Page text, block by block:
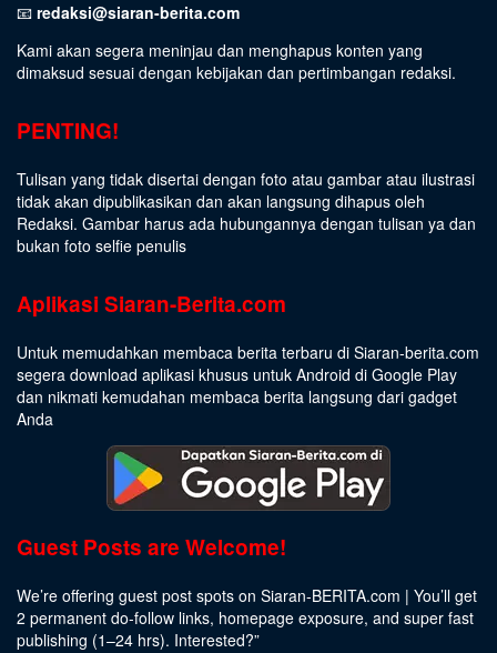
📧 redaksi@siaran-berita.com
Kami akan segera meninjau dan menghapus konten yang
dimaksud sesuai dengan kebijakan dan pertimbangan redaksi.
PENTING!
Tulisan yang tidak disertai dengan foto atau gambar atau ilustrasi
tidak akan dipublikasikan dan akan langsung dihapus oleh
Redaksi. Gambar harus ada hubungannya dengan tulisan ya dan
bukan foto selfie penulis
Aplikasi Siaran-Berita.com
Untuk memudahkan membaca berita terbaru di Siaran-berita.com
segera download aplikasi khusus untuk Android di Google Play
dan nikmati kemudahan membaca berita langsung dari gadget
Anda
Guest Posts are Welcome!
We’re offering guest post spots on Siaran-BERITA.com | You’ll get
2 permanent do-follow links, homepage exposure, and super fast
publishing (1–24 hrs). Interested?”